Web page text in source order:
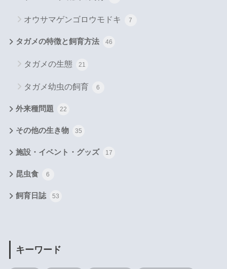
オウサマゲンゴロウモドキ 7
タガメの特徴と飼育方法 46
タガメの生態 21
タガメ幼虫の飼育 6
外来種問題 22
その他の生き物 35
施設・イベント・グッズ 17
昆虫食 6
飼育日誌 53
キーワード